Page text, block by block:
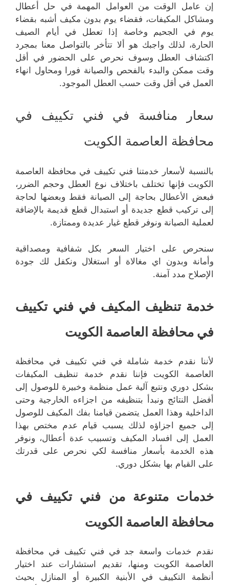
إن عامل الوقت من العوامل المهمة في حل أعطال
ومشاكل المكيفات، فقضاء يوم بدون مكيف أشبه بقضاء
يوم في الجحيم وخاصة إذا تعطل في أيام الصيف
الحارة، لذلك واجبك هو ألا تتأخر بالتواصل معنا بمجرد
اكتشاف العطل وسوف نحرص على الحضور في أقل
وقت ممكن والبدء بالفحص والصيانة فورا ومحاول انهاء
العمل في أقل وقت حسب العطل الموجود.
سعار منافسة في فني تكييف في
محافظة العاصمة الكويت
بالنسبة لأسعار خدمتنا فني تكييف في محافظة العاصمة
الكويت فإنها تختلف باختلاف نوع العطل وحجم الضرر،
فبعض الأعطال بحاجة إلى الصيانة فقط وبعضها لحاجة
إلى تركيب قطع جديدة أو استبدال قطع قديمة بالإضافة
لعملية الصيانة ونوفر قطع غيار عديدة وممتازة.
سنحرص على اختيار السعر بكل شفافية ومصداقية
وأمانة وبدون اي مغالاة أو استغلال ونكفل لك جودة
الإصلاح مدد آمنة.
خدمة تنظيف المكيف في فني تكييف
في محافظة العاصمة الكويت
لأننا نقدم خدمة شاملة في فني تكييف في محافظة
العاصمة الكويت فإننا نقدم خدمة تنظيف المكيفات
بشكل دوري ونتبع آلية عمل منظمة وخبيرة للوصول إلى
أفضل النتائج ونبدأ بتنظيفه من اجزاءه الخارجية وحتى
الداخلية وهذا العمل يتضمن قيامنا بفك المكيف للوصول
إلى جميع اجزاؤه لذلك يسبب قيام عدم مختص بهذا
العمل إلى افساد المكيف وتسبيب عدة أعطال، ونوفر
هذه الخدمة بأسعار منافسة لكي نحرص على قدرتك
على القيام بها بشكل دوري.
خدمات متنوعة من فني تكييف في
محافظة العاصمة الكويت
نقدم خدمات واسعة جد في فني تكييف في محافظة
العاصمة الكويت ومنها، تقديم استشارات عند اختيار
أنظمة التكييف في الأبنية الكبيرة أو المنازل بحيث